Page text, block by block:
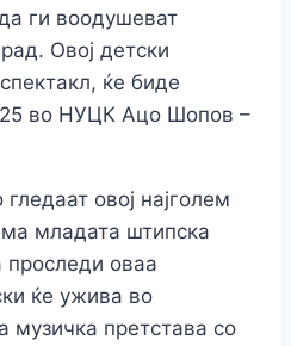
ги воодушеват
Овој детски
ќе биде
во НУЦК Ацо Шопов –
овој најголем
младата штипска
проследи оваа
ќе ужива во
музичка претстава со